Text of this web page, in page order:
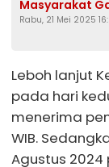
Masyarakat
Perbanyak
Rabu, 21 Mei 2025
Leboh lanjut
pada hari
menerima
WIB.
Agustus